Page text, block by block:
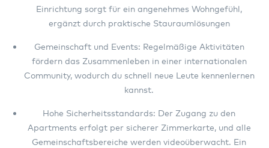
Einrichtung sorgt für ein angenehmes Wohngefühl,
ergänzt durch praktische Stauraumlösungen
Gemeinschaft und Events: Regelmäßige Aktivitäten
fördern das Zusammenleben in einer internationalen
Community, wodurch du schnell neue Leute kennenlernen
kannst.
Hohe Sicherheitsstandards: Der Zugang zu den
Apartments erfolgt per sicherer Zimmerkarte, und alle
Gemeinschaftsbereiche werden videoüberwacht. Ein